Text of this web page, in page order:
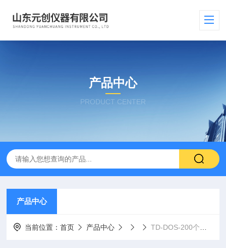
产品中心
PRODUCT CENTER
产品中心
当前位置：首页 产品中心 TD-DOS-200个人剂量仪 多功能γ辐射剂量检测